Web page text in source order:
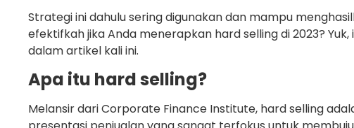
Strategi ini dahulu sering digunakan dan mampu
efektifkah jika Anda menerapkan hard selling di 2023?
dalam artikel kali ini.
Apa itu hard selling?
Melansir dari Corporate Finance Institute, hard selling